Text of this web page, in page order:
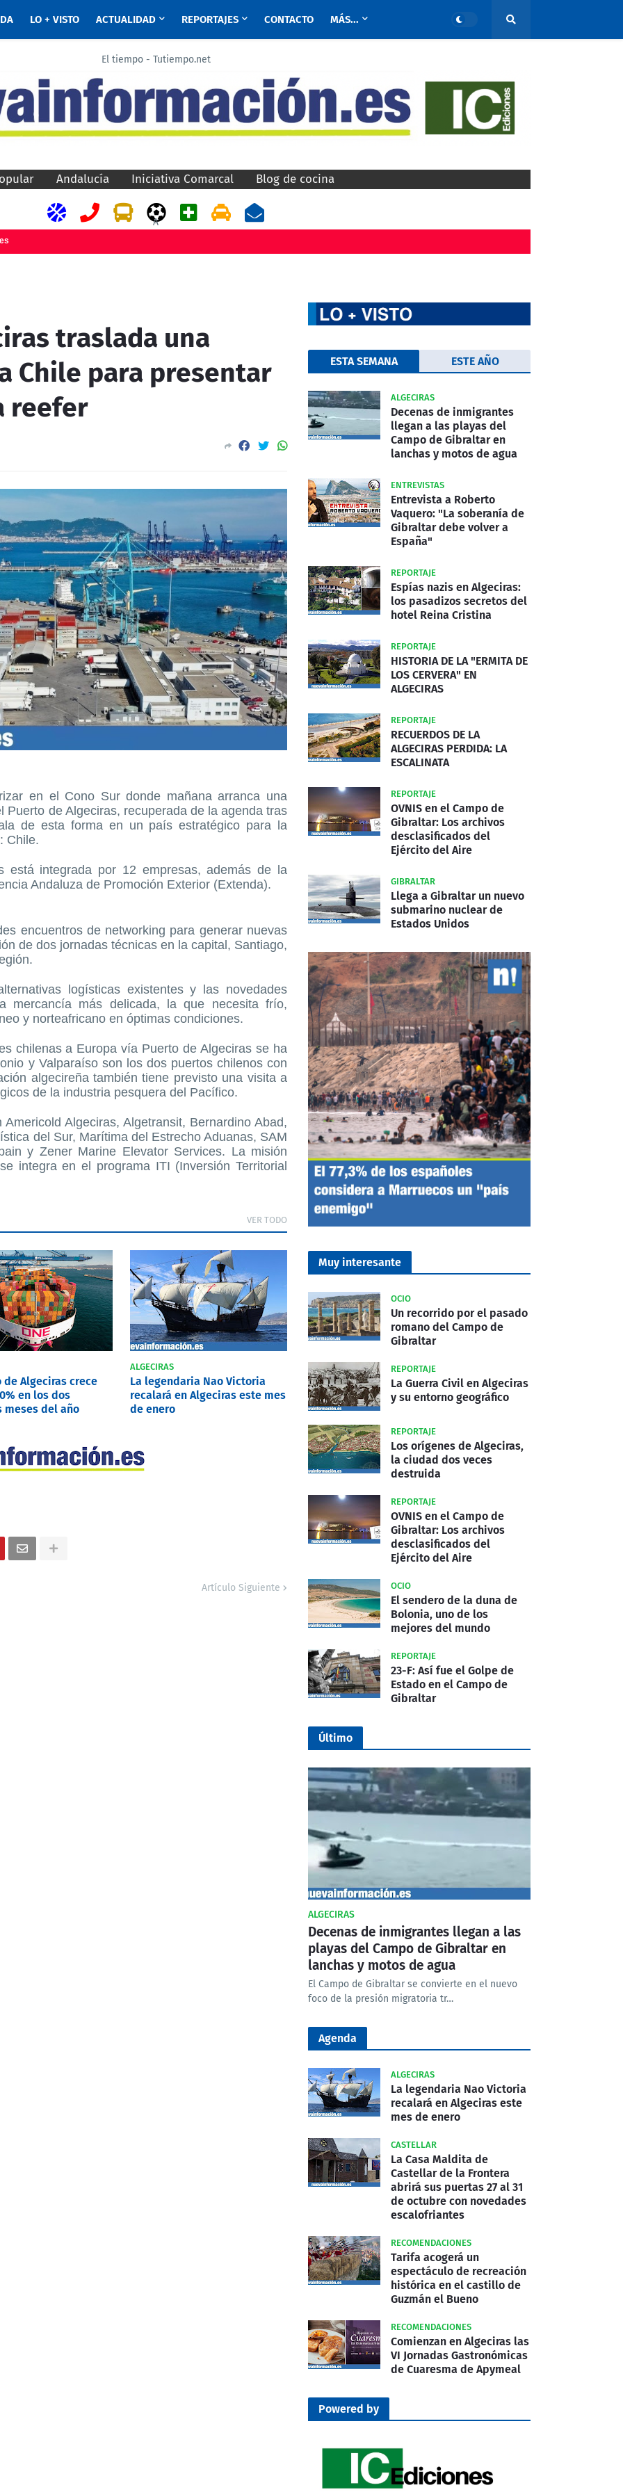
LO + VISTO ACTUALIDAD REPORTAJES CONTACTO MÁS...
El tiempo - Tutiempo.net
Andalucía Iniciativa Comarcal Blog de cocina
A
traslada una
Chile para presentar
reefer
en el Cono Sur donde mañana arranca una
Puerto de Algeciras, recuperada de la agenda tras
de esta forma en un país estratégico para la
Chile.
está integrada por 12 empresas, además de la
Andaluza de Promoción Exterior (Extenda).
encuentros de networking para generar nuevas
de dos jornadas técnicas en la capital, Santiago,
logísticas existentes y las novedades
mercancía más delicada, la que necesita frío,
y norteafricano en óptimas condiciones.
chilenas a Europa vía Puerto de Algeciras se ha
y Valparaíso son los dos puertos chilenos con
algecireña también tiene previsto una visita a
de la industria pesquera del Pacífico.
Algeciras, Algetransit, Bernardino Abad,
del Sur, Marítima del Estrecho Aduanas, SAM
y Zener Marine Elevator Services. La misión
integra en el programa ITI (Inversión Territorial
VER TODO
de Algeciras crece
en los dos
meses del año
ALGECIRAS
La legendaria Nao Victoria
recalará en Algeciras este mes
de enero
Artículo Siguiente
ESTA SEMANA ESTE AÑO
ALGECIRAS
Decenas de inmigrantes
llegan a las playas del
Campo de Gibraltar en
lanchas y motos de agua
ENTREVISTAS
Entrevista a Roberto
Vaquero: "La soberanía de
Gibraltar debe volver a
España"
REPORTAJE
Espías nazis en Algeciras:
los pasadizos secretos del
hotel Reina Cristina
REPORTAJE
HISTORIA DE LA "ERMITA DE
LOS CERVERA" EN
ALGECIRAS
REPORTAJE
RECUERDOS DE LA
ALGECIRAS PERDIDA: LA
ESCALINATA
REPORTAJE
OVNIS en el Campo de
Gibraltar: Los archivos
desclasificados del
Ejército del Aire
GIBRALTAR
Llega a Gibraltar un nuevo
submarino nuclear de
Estados Unidos
Muy interesante
OCIO
Un recorrido por el pasado
romano del Campo de
Gibraltar
REPORTAJE
La Guerra Civil en Algeciras
y su entorno geográfico
REPORTAJE
Los orígenes de Algeciras,
la ciudad dos veces
destruida
REPORTAJE
OVNIS en el Campo de
Gibraltar: Los archivos
desclasificados del
Ejército del Aire
OCIO
El sendero de la duna de
Bolonia, uno de los
mejores del mundo
REPORTAJE
23-F: Así fue el Golpe de
Estado en el Campo de
Gibraltar
Último
ALGECIRAS
Decenas de inmigrantes llegan a las
playas del Campo de Gibraltar en
lanchas y motos de agua
El Campo de Gibraltar se convierte en el nuevo
foco de la presión migratoria tr…
Agenda
ALGECIRAS
La legendaria Nao Victoria
recalará en Algeciras este
mes de enero
CASTELLAR
La Casa Maldita de
Castellar de la Frontera
abrirá sus puertas 27 al 31
de octubre con novedades
escalofriantes
RECOMENDACIONES
Tarifa acogerá un
espectáculo de recreación
histórica en el castillo de
Guzmán el Bueno
RECOMENDACIONES
Comienzan en Algeciras las
VI Jornadas Gastronómicas
de Cuaresma de Apymeal
Powered by